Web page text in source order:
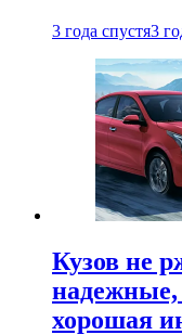
3 года спустя3
Кузов не
хорошая